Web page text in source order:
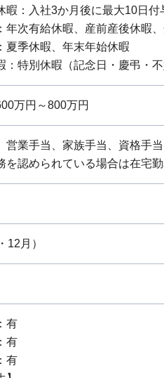
暇：入社3か月後に最大10日
年次有給休暇、産前産後休暇
夏季休暇、年末年始休暇
：特別休暇（記念日・慶弔・
万円～800万円
営業手当、家族手当、資格手
を認められている場合は在宅
12月）
有
有
有